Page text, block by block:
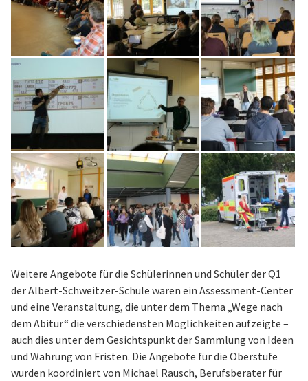
Weitere Angebote für die Schülerinnen und Schüler der Q1
der Albert-Schweitzer-Schule waren ein Assessment-Center
und eine Veranstaltung, die unter dem Thema „Wege nach
dem Abitur“ die verschiedensten Möglichkeiten aufzeigte –
auch dies unter dem Gesichtspunkt der Sammlung von Ideen
und Wahrung von Fristen. Die Angebote für die Oberstufe
wurden koordiniert von Michael Rausch, Berufsberater für